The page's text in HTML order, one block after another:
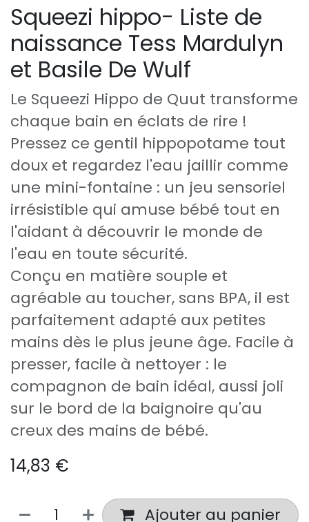
Squeezi hippo- Liste de
naissance Tess Mardulyn
et Basile De Wulf
Le Squeezi Hippo de Quut transforme
chaque bain en éclats de rire !
Pressez ce gentil hippopotame tout
doux et regardez l'eau jaillir comme
une mini-fontaine : un jeu sensoriel
irrésistible qui amuse bébé tout en
l'aidant à découvrir le monde de
l'eau en toute sécurité.
Conçu en matière souple et
agréable au toucher, sans BPA, il est
parfaitement adapté aux petites
mains dès le plus jeune âge. Facile à
presser, facile à nettoyer : le
compagnon de bain idéal, aussi joli
sur le bord de la baignoire qu'au
creux des mains de bébé.
14,83 €
Ajouter au panier